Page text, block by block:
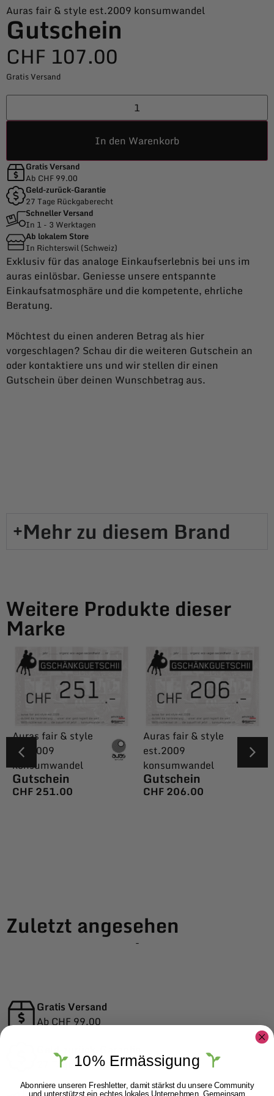
Auras fair & style est.2009 konsumwandel
Gutschein
CHF 107.00
Gratis Versand
In den Warenkorb
Gratis Versand
Ab CHF 99.00
Geld-zurück-Garantie
27 Tage Rückgaberecht
Schneller Versand
In 1 - 3 Werktagen
Ab lokalem Store
In Richterswil (Schweiz)
Exklusiv für das analoge Einkaufserlebnis bei uns im
auras einlösbar. Geniesse unsere entspannte
Einkaufsatmosphäre und die kompetente, ehrliche
Beratung.
Möchtest du einen anderen Betrag als hier
vorgeschlagen? Schau dir die weiteren Gutschein an
oder kontaktiere uns und wir stellen dir einen
Gutschein über deinen Wunschbetrag aus.
Mehr zu diesem Brand​
Weitere Produkte dieser
Marke
Auras fair & style
est.2009
konsumwandel
Gutschein
CHF251.00
Auras fair & style
est.2009
konsumwandel
Gutschein
CHF206.00
Zuletzt angesehen
-
Gratis Versand
Ab CHF 99.00
Geld-zurück-Garantie
27 Tage Rückgaberecht
Schneller Versand
10% Ermässigung
Abonniere unseren Freshletter, damit stärkst du unsere Community
und unterstützst ein echtes lokales Unternehmen. Gemeinsam